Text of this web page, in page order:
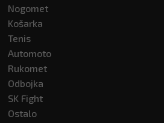
Nogomet
Košarka
Tenis
Automoto
Rukomet
Odbojka
SK Fight
Ostalo